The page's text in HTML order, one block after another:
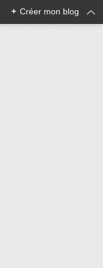
+ Créer mon blog